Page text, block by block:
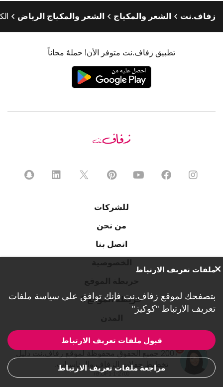
زفاف.نت الشعر والمكياج الشعر والمكياج الرياض
تطبيق زفاف.نت متوفر الأن! حملهٌ مجاناً
للشركات
من نحن
اتصل بنا
خريطة الموقع 2
تخطيط حفلات الزفاف والمناسبات.
ref:DF1-1-2700
ملفات تعريف الارتباط
بتصفحك لموقع زفاف.نت فإنك توافق على سياسة ملفات
تعريف الارتباط "كوكيز"
قبول ملفات تعريف الارتباط
مراجعة ملفات تعريف الارتباط
1